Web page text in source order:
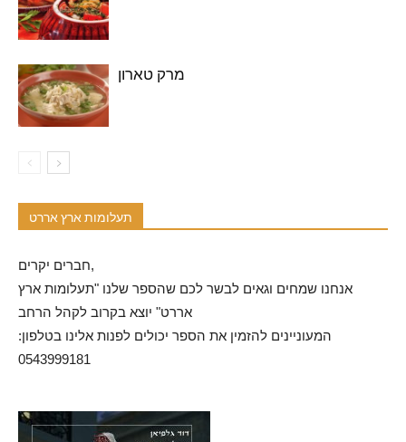
מרק טארון
תעלומות ארץ אררט
חברים יקרים,
אנחנו שמחים וגאים לבשר לכם שהספר שלנו "תעלומות ארץ
אררט" יוצא בקרוב לקהל הרחב
המעוניינים להזמין את הספר יכולים לפנות אלינו בטלפון:
0543999181